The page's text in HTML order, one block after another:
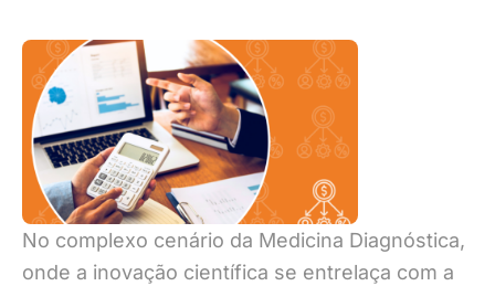
No complexo cenário da Medicina Diagnóstica,
onde a inovação científica se entrelaça com a